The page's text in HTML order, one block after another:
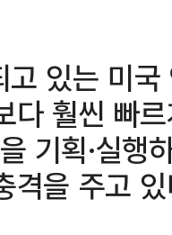
있는 미
훨씬 빠
기획·실행
격을 주고